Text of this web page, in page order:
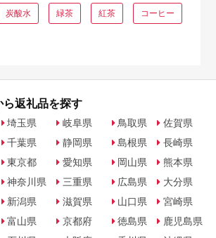
ション
受賞！
5.0
円
5.0
寄付金額:12,000円
350ml×24本
【07214-0370】
寄付金額:33,000
炭酸水 緑茶 紅茶 コーヒー
ら返礼品を探す
埼玉県
千葉県
東京都
神奈川県
新潟県
富山県
岐阜県
静岡県
愛知県
三重県
滋賀県
京都府
鳥取県
島根県
岡山県
広島県
山口県
徳島県
佐賀県
長崎県
熊本県
大分県
宮崎県
鹿児島県